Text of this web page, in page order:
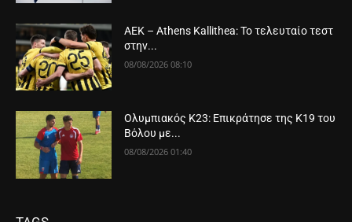
ΑΕΚ – Athens Kallithea: Το τελευταίο τεστ
στην...
08/08/2026 08:10
Ολυμπιακός Κ23: Επικράτησε της Κ19 του
Βόλου με...
08/08/2026 01:40